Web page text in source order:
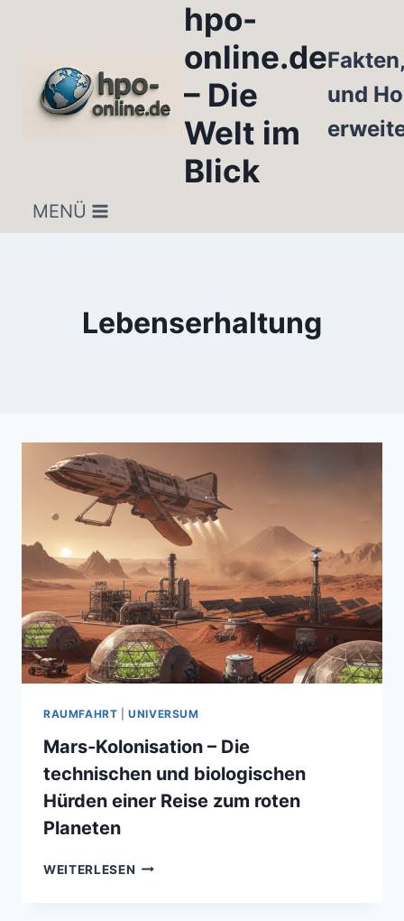
hpo-
online.de
– Die
Welt im
Blick
und
MENÜ
Lebenserhaltung
RAUMFAHRT |UNIVERSUM
Mars-Kolonisation – Die
technischen und biologischen
Hürden einer Reise zum roten
Planeten
WEITERLESEN MARS-